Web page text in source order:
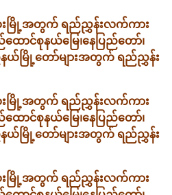
ေးမြို့အတွက် ရည်ညွှန်းလက်ကား
ထောင်စုနယ်မြေ၊နေပြည်တော်၊
နယ်မြို့တော်များအတွက် ရည်ညွှန်း
ေးမြို့အတွက် ရည်ညွှန်းလက်ကား
ထောင်စုနယ်မြေ၊နေပြည်တော်၊
နယ်မြို့တော်များအတွက် ရည်ညွှန်း
ေးမြို့အတွက် ရည်ညွှန်းလက်ကား